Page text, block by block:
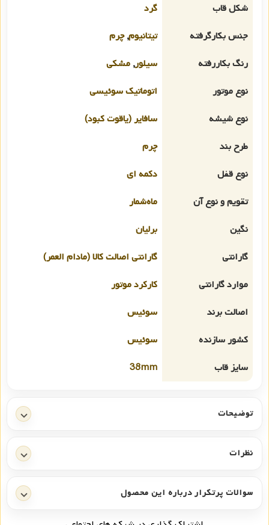
شکل قاب
گرد
جنس بکارگرفته
تیتانیوم,چرم
رنگ بکاررفته
سیلور, مشکی
نوع موتور
اتوماتیک سوئیسی
نوع شیشه
سافایر (یاقوت کبود)
طرح بند
چرم
نوع قفل
دکمه ای
تقویم و نوع آن
ماه‌شمار
نگین
برلیان
گارانتی
گارانتی اصالت کالا (مادام العمر)
موارد گارانتی
کارکرد موتور
اصالت برند
سوئیس
کشور سازنده
سوئیس
سایز قاب
38mm
توضیحات
نظرات
سوالات پرتکرار درباره این محصول